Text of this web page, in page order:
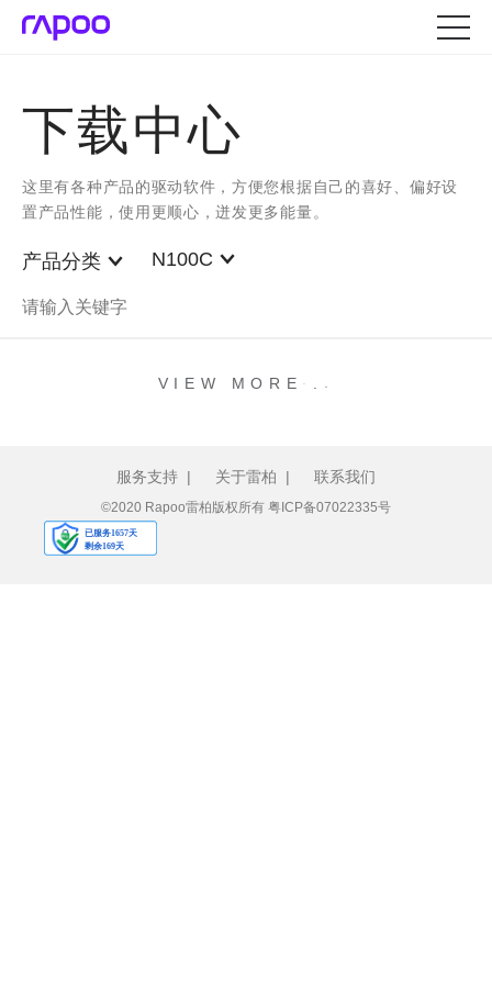
下载中心
这里有各种产品的驱动软件，方便您根据自己的喜好、偏好设
置产品性能，使用更顺心，迸发更多能量。
产品分类 N100C
VIEW MORE . .
服务支持 | 关于雷柏 | 联系我们
©2020 Rapoo雷柏版权所有 粤ICP备07022335号